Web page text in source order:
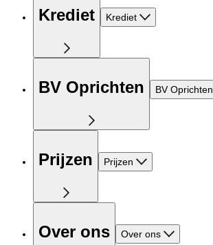
Krediet Krediet
BV Oprichten BV Oprichten
Prijzen Prijzen
Over ons Over ons